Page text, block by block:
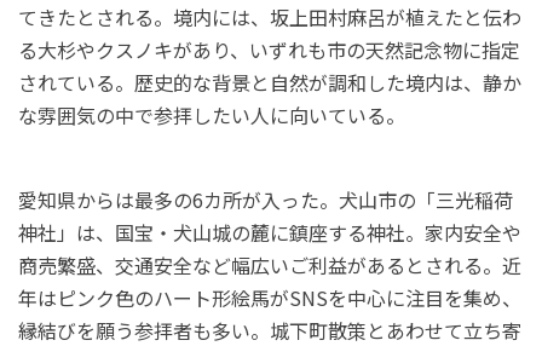
てきたとされる。境内には、坂上田村麻呂が植えたと伝わ
る大杉やクスノキがあり、いずれも市の天然記念物に指定
されている。歴史的な背景と自然が調和した境内は、静か
な雰囲気の中で参拝したい人に向いている。
愛知県からは最多の6カ所が入った。犬山市の「三光稲荷
神社」は、国宝・犬山城の麓に鎮座する神社。家内安全や
商売繁盛、交通安全など幅広いご利益があるとされる。近
年はピンク色のハート形絵馬がSNSを中心に注目を集め、
縁結びを願う参拝者も多い。城下町散策とあわせて立ち寄